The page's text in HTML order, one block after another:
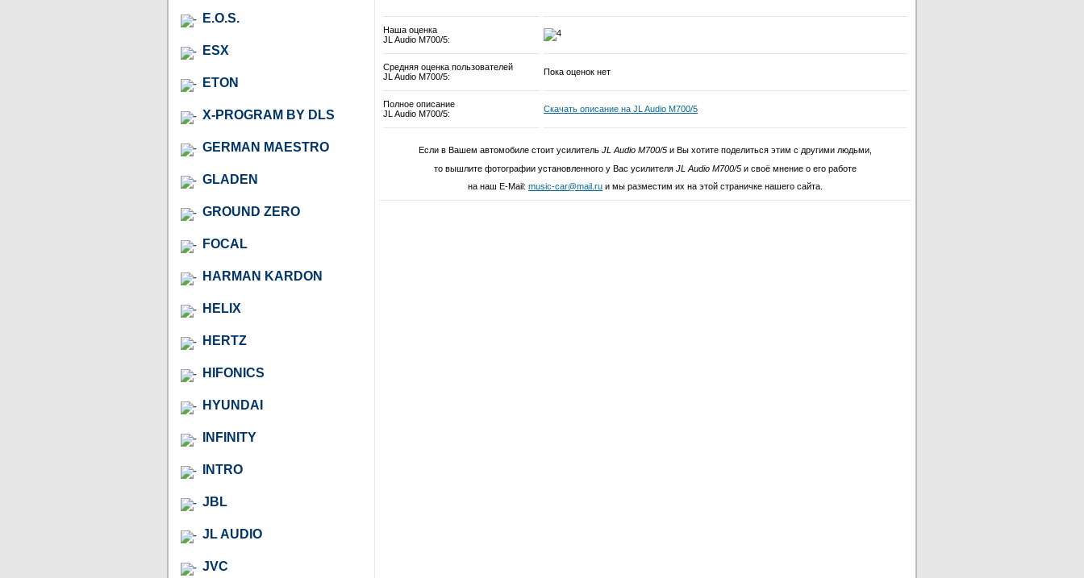
E.O.S.
ESX
ETON
X-PROGRAM BY DLS
GERMAN MAESTRO
GLADEN
GROUND ZERO
FOCAL
HARMAN KARDON
HELIX
HERTZ
HIFONICS
HYUNDAI
INFINITY
INTRO
JBL
JL AUDIO
JVC
Наша оценка
JL Audio M700/5:
Средняя оценка пользователей
JL Audio M700/5:
Пока оценок нет
Полное описание
JL Audio M700/5:
Скачать описание на JL Audio M700/5
Если в Вашем автомобиле стоит усилитель JL Audio M700/5 и Вы хотите поделиться этим с другими людьми,
то вышлите фотографии установленного у Вас усилителя JL Audio M700/5 и своё мнение о его работе
на наш E-Mail: music-car@mail.ru и мы разместим их на этой страничке нашего сайта.